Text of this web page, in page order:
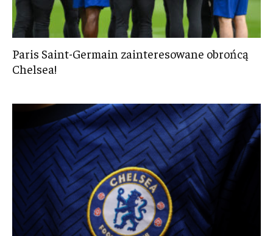
Paris Saint-Germain zainteresowane obrońcą
Chelsea!